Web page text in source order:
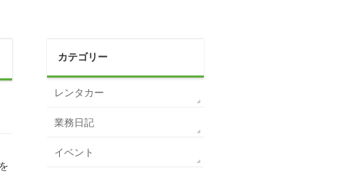
カテゴリー
レンタカー
業務日記
イベント